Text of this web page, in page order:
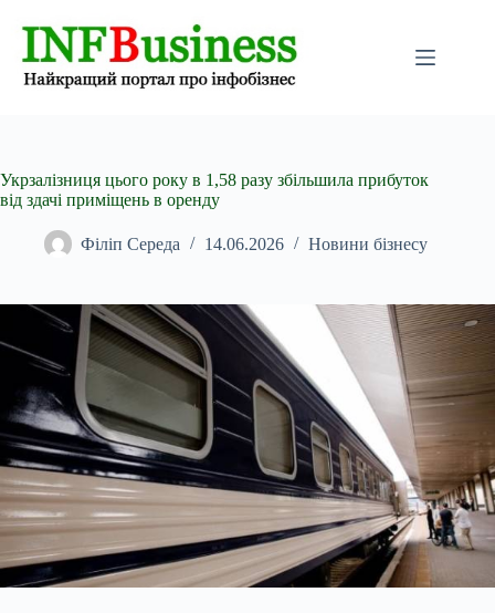
Укрзалізниця цього року в 1,58 разу збільшила прибуток
від здачі приміщень в оренду
Філіп Середа 14.06.2026 Новини бізнесу